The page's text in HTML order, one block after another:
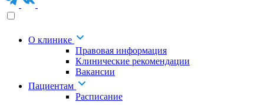
О клинике
Правовая информация
Клинические рекомендации
Вакансии
Пациентам
Расписание